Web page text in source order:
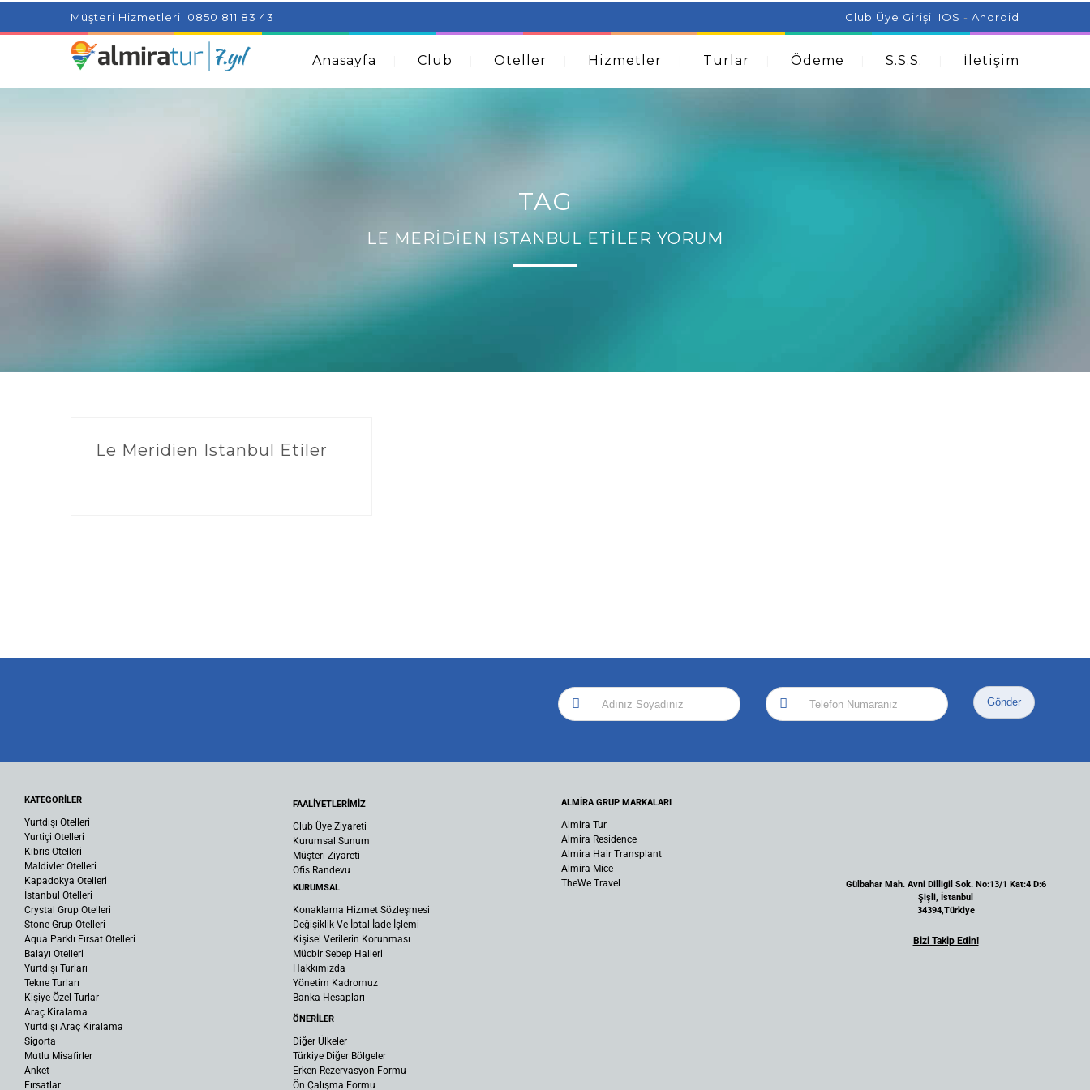
Project Milenial featuring news blogs and tutorials How A Dermatologist Can Help With Acne Problems Aromatherapy And
Kids Amazingly Simple Skin Care Tips For People With Acne
Müşteri Hizmetleri: 0850 811 83 43 Club Üye Girişi: IOS - Android
Anasayfa Club Oteller Hizmetler Turlar Ödeme S.S.S. İletişim
TAG
LE MERIDIEN ISTANBUL ETILER YORUM
Le Meridien Istanbul Etiler
Gönder
KATEGORİLER
Yurtdışı Otelleri
Yurtiçi Otelleri
Kıbrıs Otelleri
Maldivler Otelleri
Kapadokya Otelleri
İstanbul Otelleri
Crystal Grup Otelleri
Stone Grup Otelleri
Aqua Parklı Fırsat Otelleri
Balayı Otelleri
Yurtdışı Turları
Tekne Turları
Kişiye Özel Turlar
Araç Kiralama
Yurtdışı Araç Kiralama
Sigorta
Mutlu Misafirler
Anket
Fırsatlar
FAALİYETLERİMİZ
Club Üye Ziyareti
Kurumsal Sunum
Müşteri Ziyareti
Ofis Randevu
KURUMSAL
Konaklama Hizmet Sözleşmesi
Değişiklik Ve İptal İade İşlemi
Kişisel Verilerin Korunması
Mücbir Sebep Halleri
Hakkımızda
Yönetim Kadromuz
Banka Hesapları
ÖNERİLER
Diğer Ülkeler
Türkiye Diğer Bölgeler
Erken Rezervasyon Formu
Ön Çalışma Formu
ALMİRA GRUP MARKALARI
Almira Tur
Almira Residence
Almira Hair Transplant
Almira Mice
TheWe Travel
Gülbahar Mah. Avni Dilligil Sok. No:13/1 Kat:4 D:6
Şişli, İstanbul
34394,Türkiye
Bizi Takip Edin!